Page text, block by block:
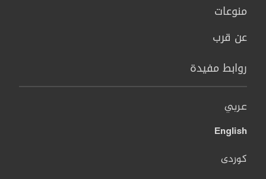
منوعات
عن قرب
روابط مفيدة
عربي
English
کوردی